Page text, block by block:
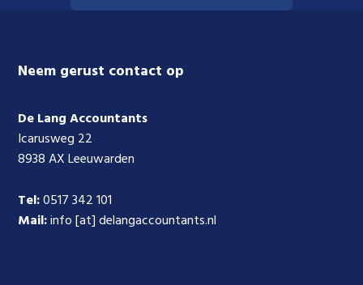
Footer
Neem gerust contact op
De Lang Accountants
Icarusweg 22
8938 AX Leeuwarden
Tel:0517 342 101
Mail:info [at] delangaccountants.nl